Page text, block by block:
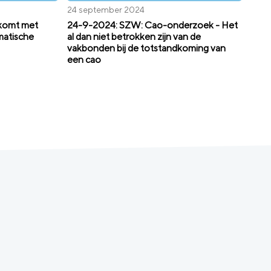
met
24 september 2024
24-9-2024: SZW: Cao-onderzoek - Het
al dan niet betrokken zijn van de
vakbonden bij de totstandkoming van
een cao